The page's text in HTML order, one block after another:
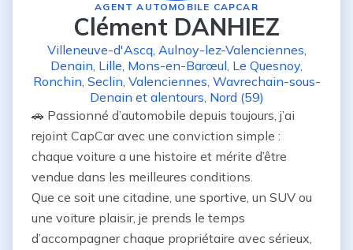
AGENT AUTOMOBILE CAPCAR
Clément DANHIEZ
Villeneuve-d'Ascq, Aulnoy-lez-Valenciennes,
Denain, Lille, Mons-en-Barœul, Le Quesnoy,
Ronchin, Seclin, Valenciennes, Wavrechain-sous-
Denain et alentours, Nord (59)
🚗 Passionné d’automobile depuis toujours, j’ai
rejoint CapCar⁠ avec une conviction simple :
chaque voiture a une histoire et mérite d’être
vendue dans les meilleures conditions.
Que ce soit une citadine, une sportive, un SUV ou
une voiture plaisir, je prends le temps
d’accompagner chaque propriétaire avec sérieux,